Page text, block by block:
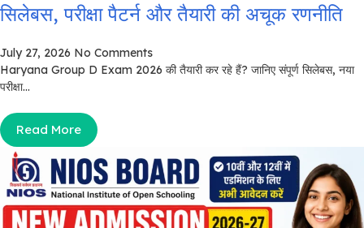
सिलेबस, परीक्षा पैटर्न और तैयारी की अचूक रणनीति
July 27, 2026 No Comments
Haryana Group D Exam 2026 की तैयारी कर रहे हैं? जानिए संपूर्ण सिलेबस, नया
परीक्षा...
Read More